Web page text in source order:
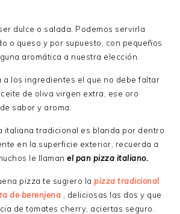
dulce o salada. Podemos servirla
o queso y por supuesto, con pequeños
aromática a nuestra elección.
a los ingredientes el que no debe faltar
de oliva virgen extra, ese oro
sabor y aroma.
italiana tradicional es blanda por dentro
en la superficie exterior, recuerda a
le llamanel pan pizza italiano.
pizza te sugiero lapizza tradicional
de berenjena
, deliciosas las dos y que
de tomates cherry, aciertas seguro.